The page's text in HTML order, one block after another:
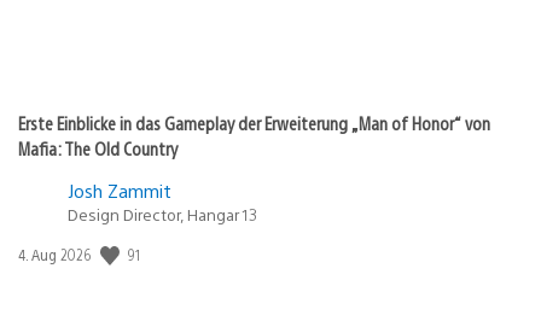
Erste Einblicke in das Gameplay der Erweiterung „Man of Honor“ von
Mafia: The Old Country
Josh Zammit
Design Director, Hangar 13
Veröffentlichungsdatum:
4. Aug 2026 91